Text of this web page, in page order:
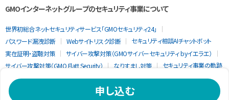
申し込む
GMOインターネットグループのセキュリティ事業について
世界初総合ネットセキュリティサービス「GMOセキュリティ24」
パスワード漏洩診断
Webサイトリスク診断
セキュリティ相談AIチャットボット
実在証明・盗聴対策
サイバー攻撃対策（GMOサイバーセキュリティ byイエラエ）
サイバー攻撃対策（GMO Flatt Security）
なりすまし対策 セキュリティ事業の軌跡